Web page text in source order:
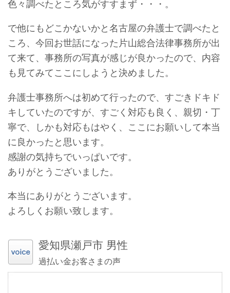
色々調べたところ気がすすまず・・・。
で他にもどこかないかと名古屋の弁護士で調べたと
ころ、今回お世話になった片山総合法律事務所が出
て来て、事務所の写真が感じが良かったので、内容
も見てみてここにしようと決めました。
弁護士事務所へは初めて行ったので、すごきドキド
キしていたのですが、すごく対応も良く、親切・丁
寧で、しかも対応もはやく、ここにお願いして本当
に良かったと思います。
感謝の気持ちでいっぱいです。
ありがとうございました。
本当にありがとうございます。
よろしくお願い致します。
愛知県瀬戸市 男性
過払い金お客さまの声